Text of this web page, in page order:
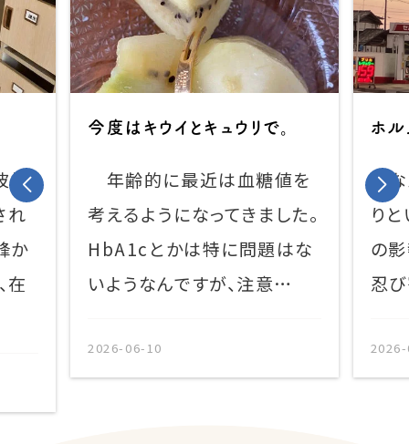
今度はキウイとキュウリで。
年齢的に最近は血糖値を
考えるようになってきました。
HbA1cとかは特に問題はな
いようなんですが、注意…
ホルムズ海峡
なんというか
りというか、石
の影響が歯科
忍び寄って来